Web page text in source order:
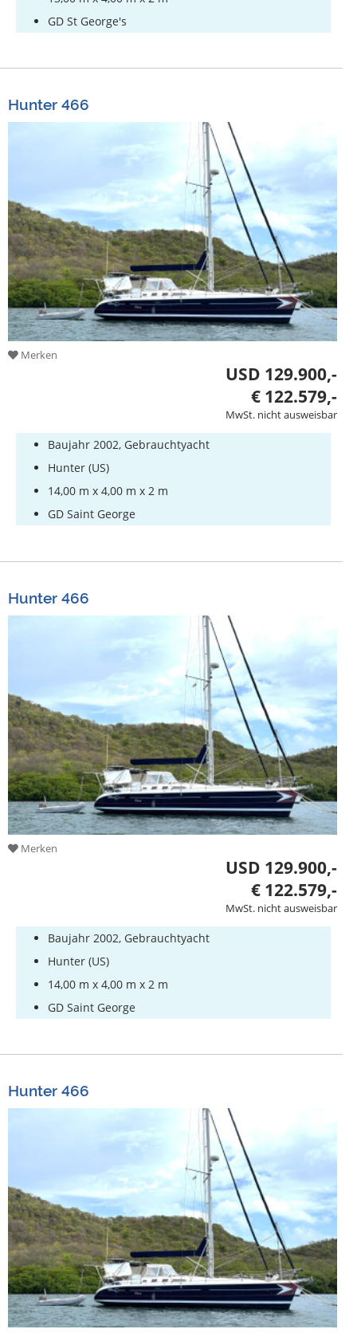
GD St George's
Hunter 466
Merken
USD 129.900,-
€ 122.579,-
MwSt. nicht ausweisbar
Baujahr 2002, Gebrauchtyacht
Hunter (US)
14,00 m x 4,00 m x 2 m
GD Saint George
Hunter 466
Merken
USD 129.900,-
€ 122.579,-
MwSt. nicht ausweisbar
Baujahr 2002, Gebrauchtyacht
Hunter (US)
14,00 m x 4,00 m x 2 m
GD Saint George
Hunter 466